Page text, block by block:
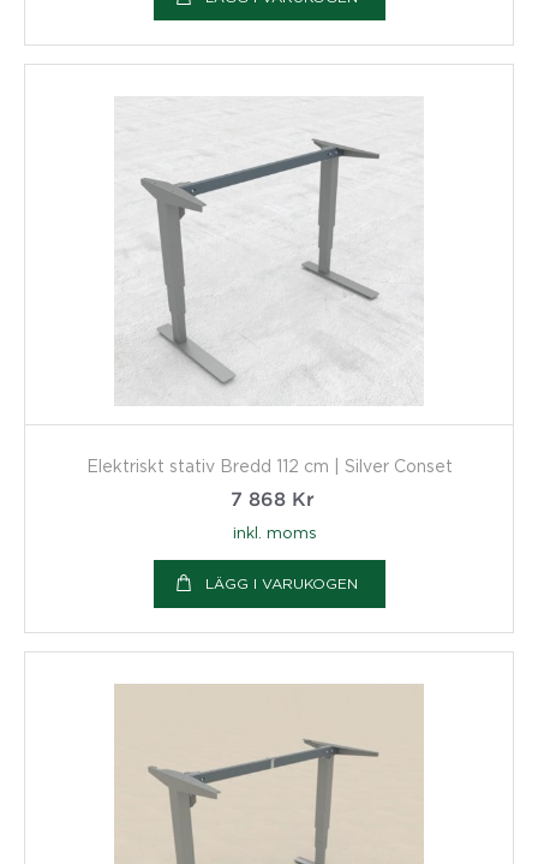
Elektriskt stativ Bredd 112 cm | Silver Conset
7 868 Kr
inkl. moms
LÄGG I VARUKOGEN